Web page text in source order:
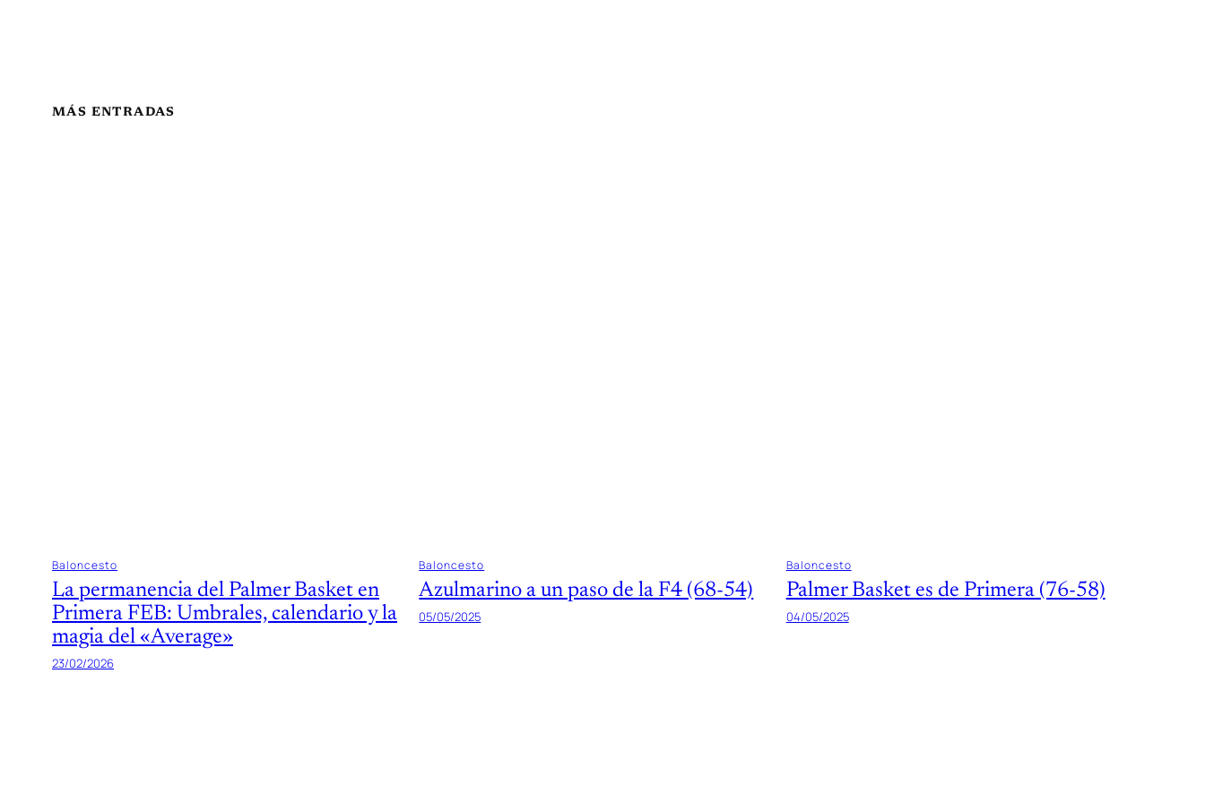
MÁS ENTRADAS
Baloncesto
La permanencia del Palmer Basket en
Primera FEB: Umbrales, calendario y la
magia del «Average»
23/02/2026
Baloncesto
Azulmarino a un paso de la F4 (68-54)
05/05/2025
Baloncesto
Palmer Basket es de Primera (76-58)
04/05/2025